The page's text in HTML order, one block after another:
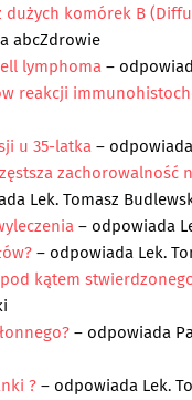
dużych komórek B
abcZdrowie
lymphoma–
reakcji
u 35-latka– odpowiada
zachorowalność
Lek. Tomasz
– odpowiada
– odpowiada Lek.
kątem
– odpowiada
?– odpowiada Lek.